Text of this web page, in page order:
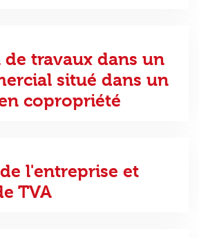
de travaux dans un
situé dans un
copropriété
l'entreprise et
TVA